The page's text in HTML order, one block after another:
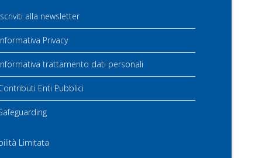
alla newsletter
Privacy
trattamento dati personali
Enti Pubblici
Limitata